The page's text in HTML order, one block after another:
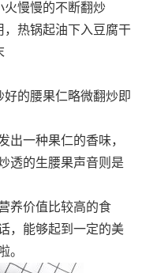
火慢慢的不断翻炒
热锅起油下入豆腐干
的腰果仁略微翻炒即
出一种果仁的香味，
透的生腰果声音则是
养价值比较高的食
，能够起到一定的美
。